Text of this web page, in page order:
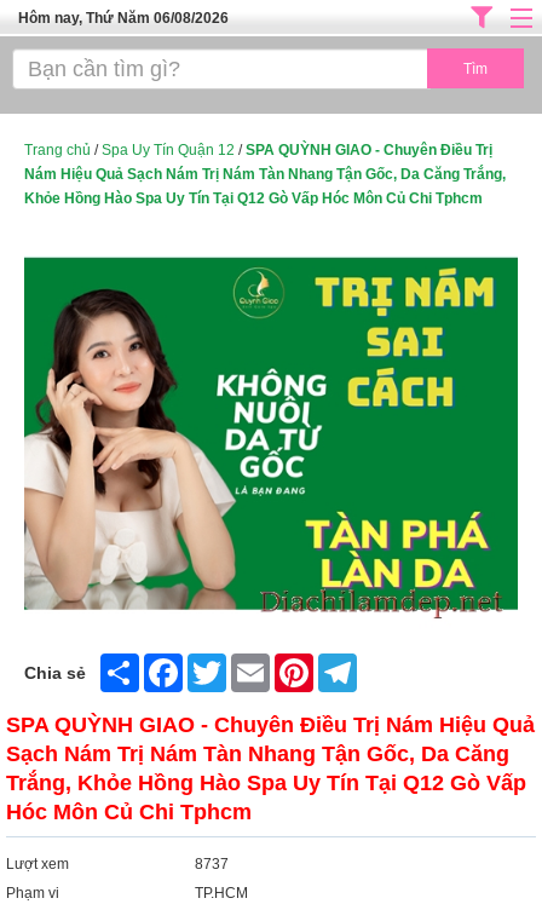
Hôm nay, Thứ Năm 06/08/2026
Trang chủ
SPA TPHCM
Salon Tóc - Tiệm Nail
TOP SÀI GÒN
Mỹ Phẩm
Dịch Vụ Y Tế
Trang chủ /Spa Uy Tín Quận 12 /SPA QUỲNH GIAO - Chuyên Điều Trị
Nám Hiệu Quả Sạch Nám Trị Nám Tàn Nhang Tận Gốc, Da Căng Trắng,
Khỏe Hồng Hào Spa Uy Tín Tại Q12 Gò Vấp Hóc Môn Củ Chi Tphcm
Chia sẻ Share FacebookTwitter Email Pinterest
SPA QUỲNH GIAO - Chuyên Điều Trị Nám Hiệu Quả
Sạch Nám Trị Nám Tàn Nhang Tận Gốc, Da Căng
Trắng, Khỏe Hồng Hào Spa Uy Tín Tại Q12 Gò Vấp
Hóc Môn Củ Chi Tphcm
Lượt xem
8737
Phạm vi
TP.HCM